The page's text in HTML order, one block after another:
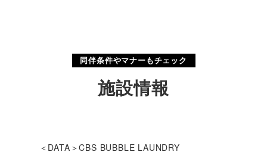
同伴条件やマナーもチェック
施設情報
＜DATA＞CBS BUBBLE LAUNDRY